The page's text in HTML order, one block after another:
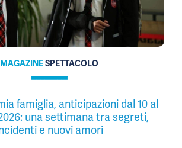
MAGAZINESPETTACOLO
famiglia, anticipazioni dal 10 al
una settimana tra segreti,
e nuovi amori